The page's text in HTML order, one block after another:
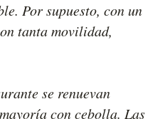
Por supuesto, con un
tanta movilidad,
se renuevan
con cebolla. Las